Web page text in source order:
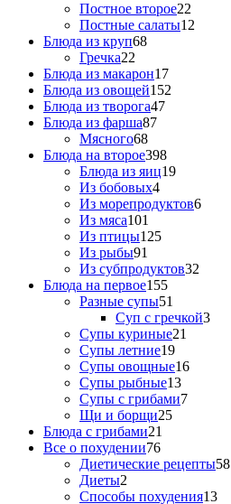
Постное второе22
Постные салаты12
Блюда из круп68
Гречка22
Блюда из макарон17
Блюда из овощей152
Блюда из творога47
Блюда из фарша87
Мясного68
Блюда на второе398
Блюда из яиц19
Из бобовых4
Из морепродуктов6
Из мяса101
Из птицы125
Из рыбы91
Из субпродуктов32
Блюда на первое155
Разные супы51
Суп с гречкой3
Супы куриные21
Супы летние19
Супы овощные16
Супы рыбные13
Супы с грибами7
Щи и борщи25
Блюда с грибами21
Все о похудении76
Диетические рецепты58
Диеты2
Способы похудения13